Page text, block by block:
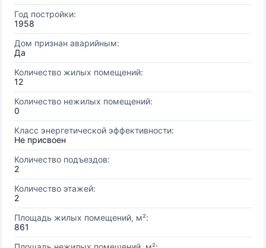
Год постройки:
1958
Дом признан аварийным:
Да
Количество жилых помещений:
12
Количество нежилых помещений:
0
Класс энергетической эффективности:
Не присвоен
Количество подъездов:
2
Количество этажей:
2
Площадь жилых помещений, м²:
861